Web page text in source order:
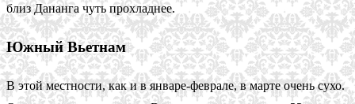
близ Дананга чуть прохладнее.
Южный Вьетнам
В этой местности, как и в январе-феврале, в марте очень сухо.